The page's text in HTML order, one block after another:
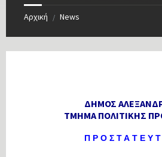
Αρχική / News
ΔΗΜΟΣ
ΤΜΗΜΑ ΠΟΛΙΤΙΚΗΣ
Π Ρ Ο Σ Τ Α Τ Ε Υ Τ